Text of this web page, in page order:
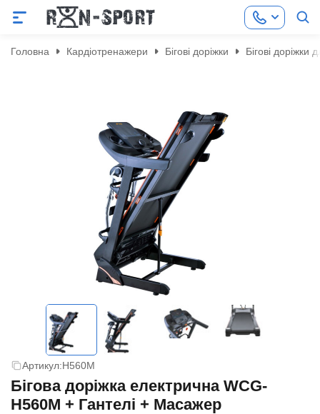
Головна Кардіотренажери Бігові доріжки Бігові доріжки
Артикул:H560М
Бігова доріжка електрична WCG-
H560М + Гантелі + Масажер